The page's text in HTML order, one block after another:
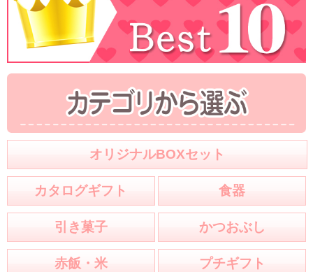
オリジナルBOXセット
カタログギフト 食器
引き菓子 かつおぶし
赤飯・米 プチギフト